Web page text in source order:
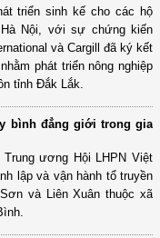
triển sinh kế cho các hộ
Nội, với sự chứng kiến
và Cargill đã ký kết
phát triển nông nghiệp
tỉnh Đắk Lắk.
bình đẳng giới trong gia
ương Hội LHPN Việt
lập và vận hành tổ truyền
và Liên Xuân thuộc xã